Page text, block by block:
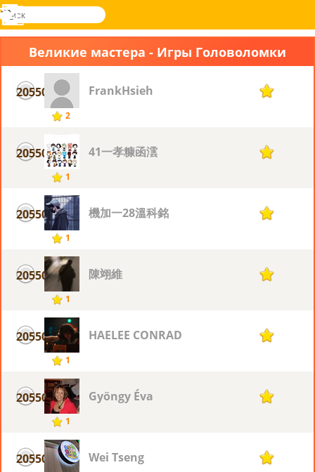
Novel
поиск
Вход
Меню
Великие мастера - Игры Головоломки
20550
2
FrankHsieh 1
20550
1
41一孝糠函澐 1
20550
1
機加一28溫科銘 1
20550
1
陳翊維 1
20550
1
HAELEE CONRAD 1
20550
1
Gyöngy Éva 1
20550 Wei Tseng 1